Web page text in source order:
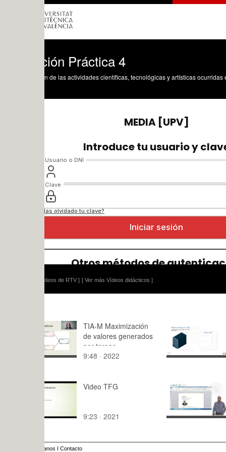
Práctica 4
de las actividades científicas, tecnológicas y artísticas ocurridas en los tres
[ Ver más Vídeos didácticos ]
TIA-M Maximización
de valores generados
por tareas
dependientes
9:48 · 2022
nube
5:19 · 2023
Video TFG
9:23 · 2021
Unidad 9.
contenido
4:30 · 2012